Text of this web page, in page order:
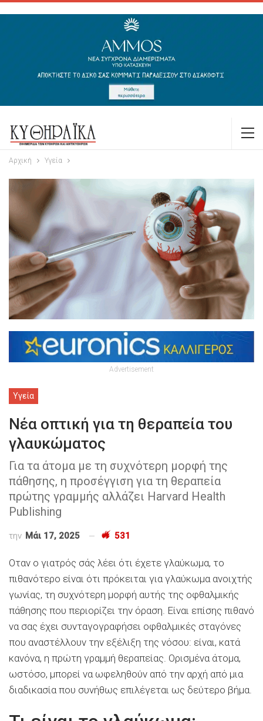
Αρχική Υγεία
Advertisement
Υγεία
Νέα οπτική για τη θεραπεία του
γλαυκώματος
Για τα άτομα με τη συχνότερη μορφή της
πάθησης, η προσέγγιση για τη θεραπεία
πρώτης γραμμής αλλάζει Harvard Health
Publishing
την Μάι 17, 2025 531
Oταν ο γιατρός σάς λέει ότι έχετε γλαύκωμα, το
πιθανότερο είναι ότι πρόκειται για γλαύκωμα ανοιχτής
γωνίας, τη συχνότερη μορφή αυτής της οφθαλμικής
πάθησης που περιορίζει την όραση. Είναι επίσης πιθανό
να σας έχει συνταγογραφήσει οφθαλμικές σταγόνες
που αναστέλλουν την εξέλιξη της νόσου: είναι, κατά
κανόνα, η πρώτη γραμμή θεραπείας. Ορισμένα άτομα,
ωστόσο, μπορεί να ωφεληθούν από την αρχή από μια
διαδικασία που συνήθως επιλέγεται ως δεύτερο βήμα.